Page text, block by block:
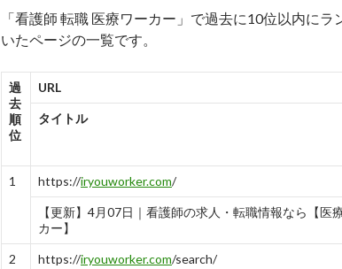
search.yahoo.co.jp /r/
【看護師向け】医療ワーカーの評判とは？登録から採
- 9
10 http://search.yahoo.co.jp/r/
- 10
「看護師 転職 医療ワーカー」で過去に10位以内にラ
いたページの一覧です。
過
去
順
位
URL
タイトル
1 https://iryouworker.com/
【更新】4月07日｜看護師の求人・転職情報なら【医
カー】
2 https://iryouworker.com/search/